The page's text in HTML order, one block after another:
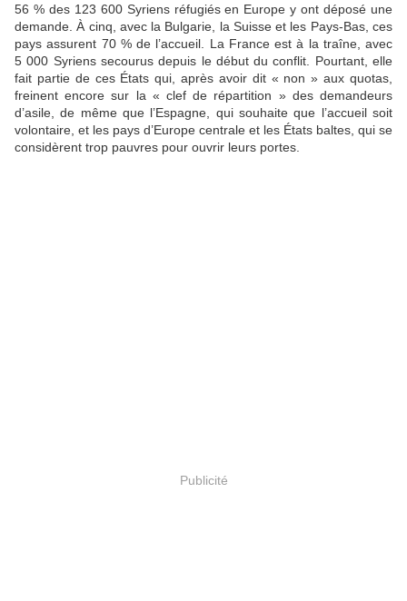
56 % des 123 600 Syriens réfugiés en Europe y ont déposé une
demande. À cinq, avec la Bulgarie, la Suisse et les Pays-Bas, ces
pays assurent 70 % de l’accueil. La France est à la traîne, avec
5 000 Syriens secourus depuis le début du conflit. Pourtant, elle
fait partie de ces États qui, après avoir dit « non » aux quotas,
freinent encore sur la « clef de répartition » des demandeurs
d’asile, de même que l’Espagne, qui souhaite que l’accueil soit
volontaire, et les pays d’Europe centrale et les États baltes, qui se
considèrent trop pauvres pour ouvrir leurs portes.
Publicité